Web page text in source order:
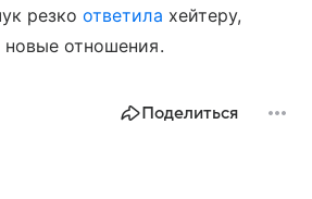
резкоответила хейтеру,
отношения.
Поделиться